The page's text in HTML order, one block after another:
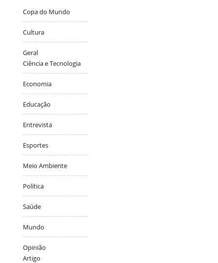
Copa do Mundo
Cultura
Geral
Ciência e Tecnologia
Economia
Educação
Entrevista
Esportes
Meio Ambiente
Política
Saúde
Mundo
Opinião
Artigo